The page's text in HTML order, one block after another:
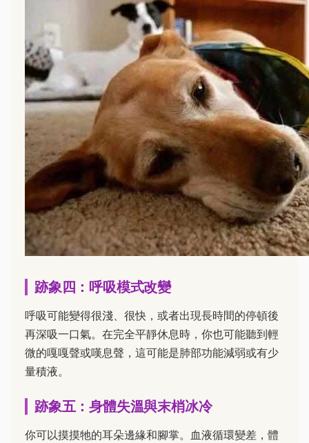
跡象四：呼吸模式改變
呼吸可能變得很淺、很快，或者出現長時間的停頓後
再深吸一口氣。在完全平靜休息時，你也可能聽到輕
微的嘎嘎聲或嘆息聲，這可能是肺部功能減弱或有少
量積液。
跡象五：身體失溫與末梢冰冷
你可以摸摸牠的耳朵邊緣和腳掌。血液循環變差，體